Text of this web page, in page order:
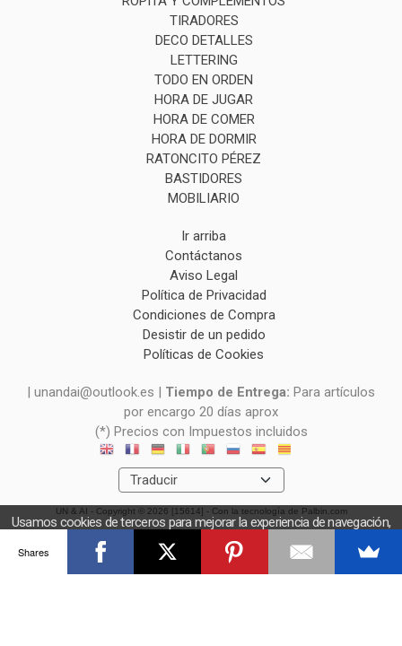
TIRADORES
DECO DETALLES
LETTERING
TODO EN ORDEN
HORA DE JUGAR
HORA DE COMER
HORA DE DORMIR
RATONCITO PÉREZ
BASTIDORES
MOBILIARIO
Ir arriba
Contáctanos
Aviso Legal
Política de Privacidad
Condiciones de Compra
Desistir de un pedido
Políticas de Cookies
| unandai@outlook.es | Tiempo de Entrega: Para artículos
por encargo 20 días aprox
(*) Precios con Impuestos incluidos
UN & AI - Copyright © 2026 [15614] - Con la tecnología de Palbin.com
Usamos cookies de terceros para mejorar la experiencia de navegación,
y obtener estadísticas anónimas. Si continúa navegando consideramos
que acepta el uso de cookies.
OK Más información
Shares